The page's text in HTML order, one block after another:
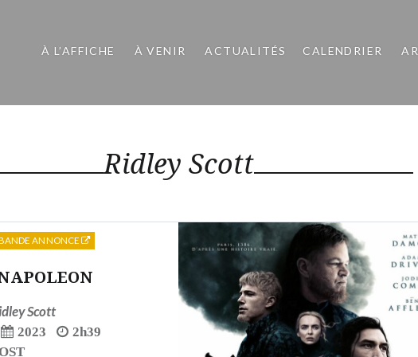
À L’AFFICHE À VENIR ACTUALITÉS CALENDRIER
Ridley Scott
Scott
2023
2h39
ANNONCE